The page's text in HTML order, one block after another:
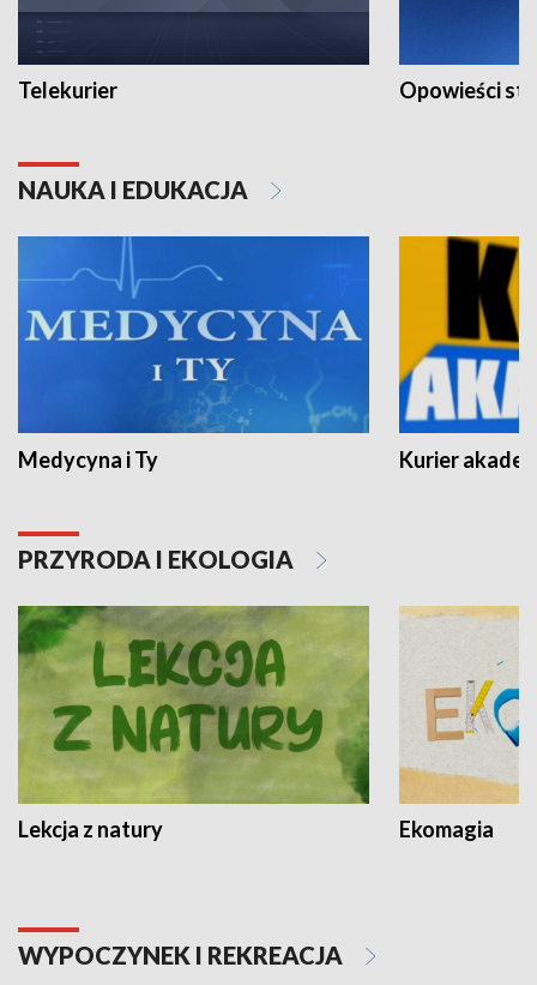
Telekurier Opowieści
NAUKA I EDUKACJA
Medycyna i Ty Kurier
PRZYRODA I EKOLOGIA
Lekcja z natury Ekomagia
WYPOCZYNEK I REKREACJA